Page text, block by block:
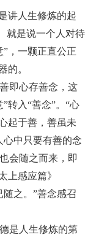
讲人生修炼的起
就是说一个人对待
，一颗正直公正
的。
即心存善念，这
转入“善念”。“心
起于善，善虽未
心中只要有善的念
会随之而来，即
上感应篇》
之。”善念感召
是人生修炼的第